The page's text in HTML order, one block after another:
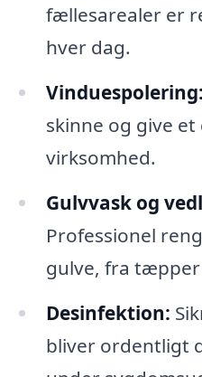
fællesarealer er
hver dag.
Vinduespolering:
skinne og give
virksomhed.
Gulvvask og
Professionel
gulve, fra
Desinfektion:
bliver ordentligt